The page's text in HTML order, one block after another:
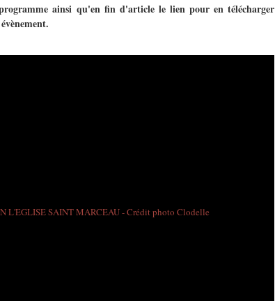
ainsi qu'en fin d'article le lien pour en télécharger